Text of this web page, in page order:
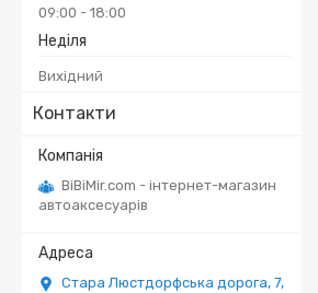
09:00 18:00
Неділя
Вихідний
Контакти
BiBiMir.com - інтернет-магазин
автоаксесуарів
Стара Люстдорфська дорога, 7,